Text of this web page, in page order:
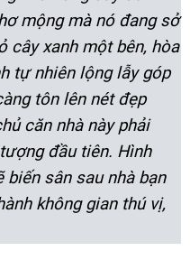
mộng mà nó đang sở
cây xanh một bên, hòa
tự nhiên lộng lẫy góp
tôn lên nét đẹp
căn nhà này phải
đầu tiên. Hình
sân sau nhà bạn
không gian thú vị,